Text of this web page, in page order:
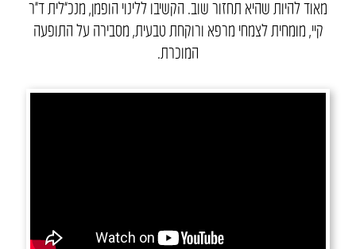
מאוד להיות שהיא תחזור שוב. הקשיבו ללינוי הופמן, מנכ”לית ד״ר
קיי, מומחית לצמחי מרפא ורוקחת טבעית, מסבירה על התופעה
המוכרת.